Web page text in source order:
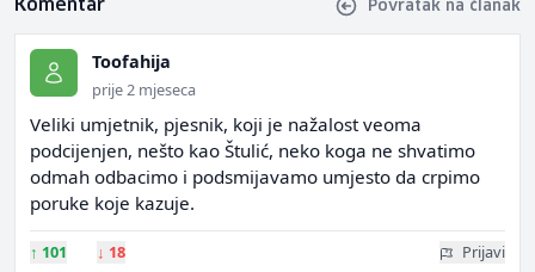
Komentar Povratak na članak
Toofahija
prije 2 mjeseca
Veliki umjetnik, pjesnik, koji je nažalost veoma
podcijenjen, nešto kao Štulić, neko koga ne shvatimo
odmah odbacimo i podsmijavamo umjesto da crpimo
poruke koje kazuje.
↑ 101 ↓ 18 Prijavi